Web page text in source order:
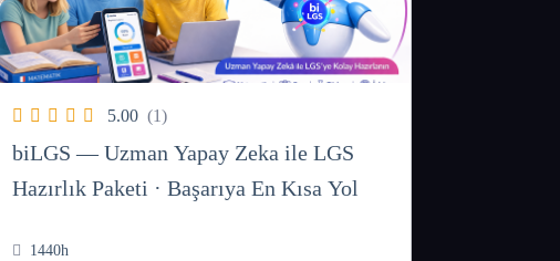
5.00 (1)
biLGS — Uzman Yapay Zeka ile LGS
Hazırlık Paketi · Başarıya En Kısa Yol
1440h